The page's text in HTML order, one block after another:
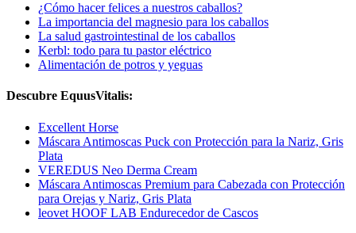
¿Cómo hacer felices a nuestros caballos?
La importancia del magnesio para los caballos
La salud gastrointestinal de los caballos
Kerbl: todo para tu pastor eléctrico
Alimentación de potros y yeguas
Descubre EquusVitalis:
Excellent Horse
Máscara Antimoscas Puck con Protección para la Nariz, Gris
Plata
VEREDUS Neo Derma Cream
Máscara Antimoscas Premium para Cabezada con Protección
para Orejas y Nariz, Gris Plata
leovet HOOF LAB Endurecedor de Cascos